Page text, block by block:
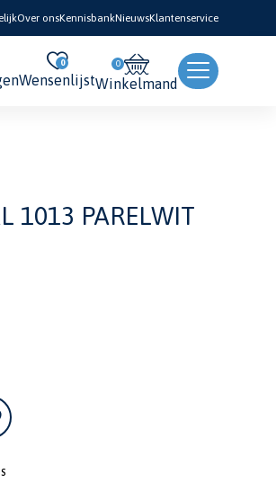
Over onsKennisbankNieuwsKlantenservice
0
WensenlijstWinkelmand
1013 PARELWIT